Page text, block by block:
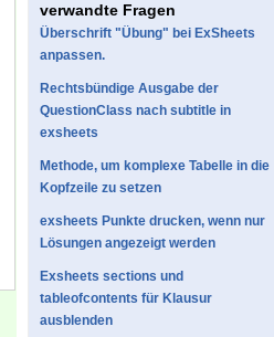
verwandte Fragen
Überschrift "Übung" bei ExSheets
anpassen.
Rechtsbündige Ausgabe der
QuestionClass nach subtitle in
exsheets
Methode, um komplexe Tabelle in die
Kopfzeile zu setzen
exsheets Punkte drucken, wenn nur
Lösungen angezeigt werden
Exsheets sections und
tableofcontents für Klausur
ausblenden